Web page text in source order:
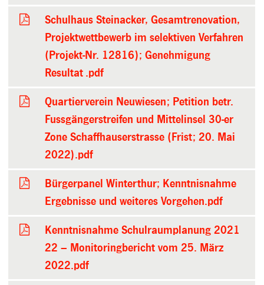
Schulhaus Steinacker, Gesamtrenovation,
Projektwettbewerb im selektiven Verfahren
(Projekt-Nr. 12816); Genehmigung
Resultat .pdf
Quartierverein Neuwiesen; Petition betr.
Fussgängerstreifen und Mittelinsel 30-er
Zone Schaffhauserstrasse (Frist; 20. Mai
2022).pdf
Bürgerpanel Winterthur; Kenntnisnahme
Ergebnisse und weiteres Vorgehen.pdf
Kenntnisnahme Schulraumplanung 2021
22 – Monitoringbericht vom 25. März
2022.pdf